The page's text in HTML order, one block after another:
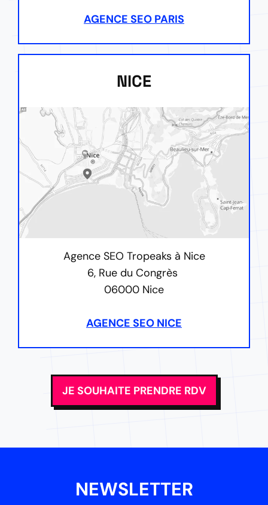
AGENCE SEO PARIS
NICE
Agence SEO Tropeaks à Nice
6, Rue du Congrès
06000 Nice
AGENCE SEO NICE
JE SOUHAITE PRENDRE RDV
NEWSLETTER